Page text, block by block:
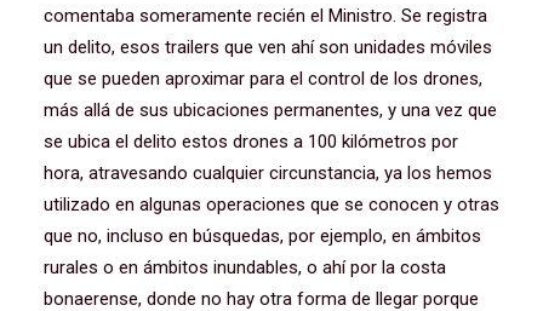
comentaba someramente recién el Ministro. Se registra
un delito, esos trailers que ven ahí son unidades móviles
que se pueden aproximar para el control de los drones,
más allá de sus ubicaciones permanentes, y una vez que
se ubica el delito estos drones a 100 kilómetros por
hora, atravesando cualquier circunstancia, ya los hemos
utilizado en algunas operaciones que se conocen y otras
que no, incluso en búsquedas, por ejemplo, en ámbitos
rurales o en ámbitos inundables, o ahí por la costa
bonaerense, donde no hay otra forma de llegar porque